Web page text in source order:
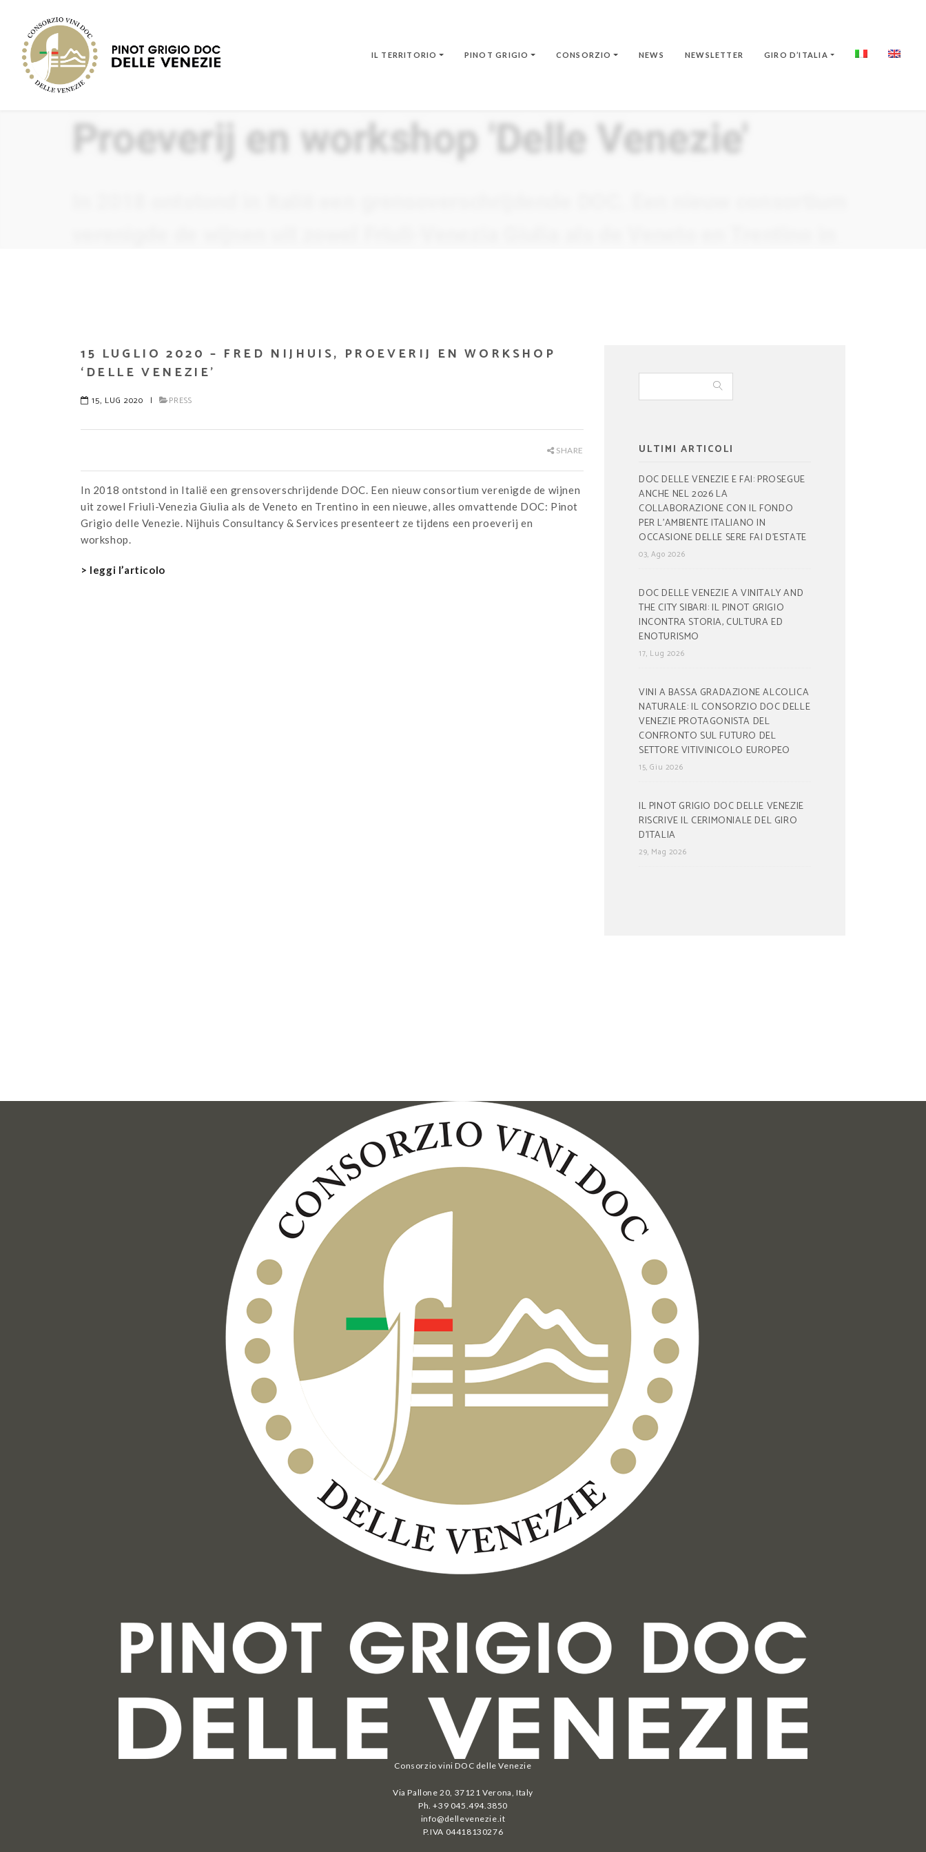
IL TERRITORIO PINOT GRIGIO CONSORZIO NEWS NEWSLETTER GIRO D’ITALIA
15 LUGLIO 2020 – FRED NIJHUIS, PROEVERIJ EN WORKSHOP
‘DELLE VENEZIE’
15, LUG 2020 | PRESS
SHARE
In 2018 ontstond in Italië een grensoverschrijdende DOC. Een nieuw consortium verenigde de wijnen
uit zowel Friuli-Venezia Giulia als de Veneto en Trentino in een nieuwe, alles omvattende DOC: Pinot
Grigio delle Venezie. Nijhuis Consultancy & Services presenteert ze tijdens een proeverij en
workshop.
> leggi l’articolo
ULTIMI ARTICOLI
DOC DELLE VENEZIE E FAI: PROSEGUE
ANCHE NEL 2026 LA
COLLABORAZIONE CON IL FONDO
PER L’AMBIENTE ITALIANO IN
OCCASIONE DELLE SERE FAI D’ESTATE
03, Ago 2026
DOC DELLE VENEZIE A VINITALY AND
THE CITY SIBARI: IL PINOT GRIGIO
INCONTRA STORIA, CULTURA ED
ENOTURISMO
17, Lug 2026
VINI A BASSA GRADAZIONE ALCOLICA
NATURALE: IL CONSORZIO DOC DELLE
VENEZIE PROTAGONISTA DEL
CONFRONTO SUL FUTURO DEL
SETTORE VITIVINICOLO EUROPEO
15, Giu 2026
IL PINOT GRIGIO DOC DELLE VENEZIE
RISCRIVE IL CERIMONIALE DEL GIRO
D’ITALIA
29, Mag 2026
Consorzio vini DOC delle Venezie
Via Pallone 20, 37121 Verona, Italy
Ph. +39 045.494.3850
info@dellevenezie.it
P.IVA 04418130276